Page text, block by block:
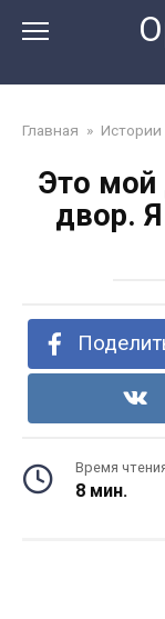
Главная » Истории
Это мой
двор.
Время
8 мин.